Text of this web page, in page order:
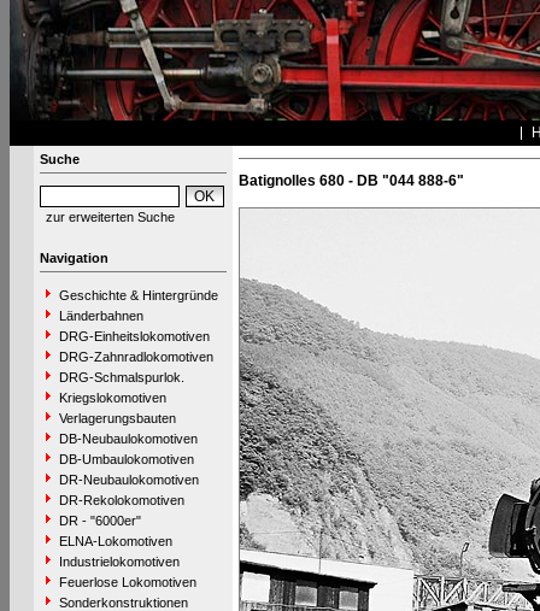
Suche
zur erweiterten Suche
Navigation
Geschichte & Hintergründe
Länderbahnen
DRG-Einheitslokomotiven
DRG-Zahnradlokomotiven
DRG-Schmalspurlok.
Kriegslokomotiven
Verlagerungsbauten
DB-Neubaulokomotiven
DB-Umbaulokomotiven
DR-Neubaulokomotiven
DR-Rekolokomotiven
DR - "6000er"
ELNA-Lokomotiven
Industrielokomotiven
Feuerlose Lokomotiven
Sonderkonstruktionen
Batignolles 680 - DB "044 888-6"